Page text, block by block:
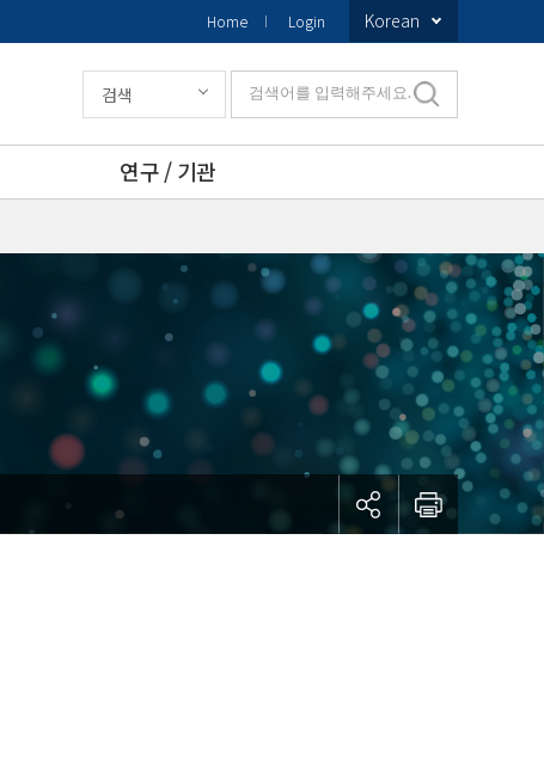
Home Login Korean
연구 / 기관
검색 검색어를 입력해주세요.